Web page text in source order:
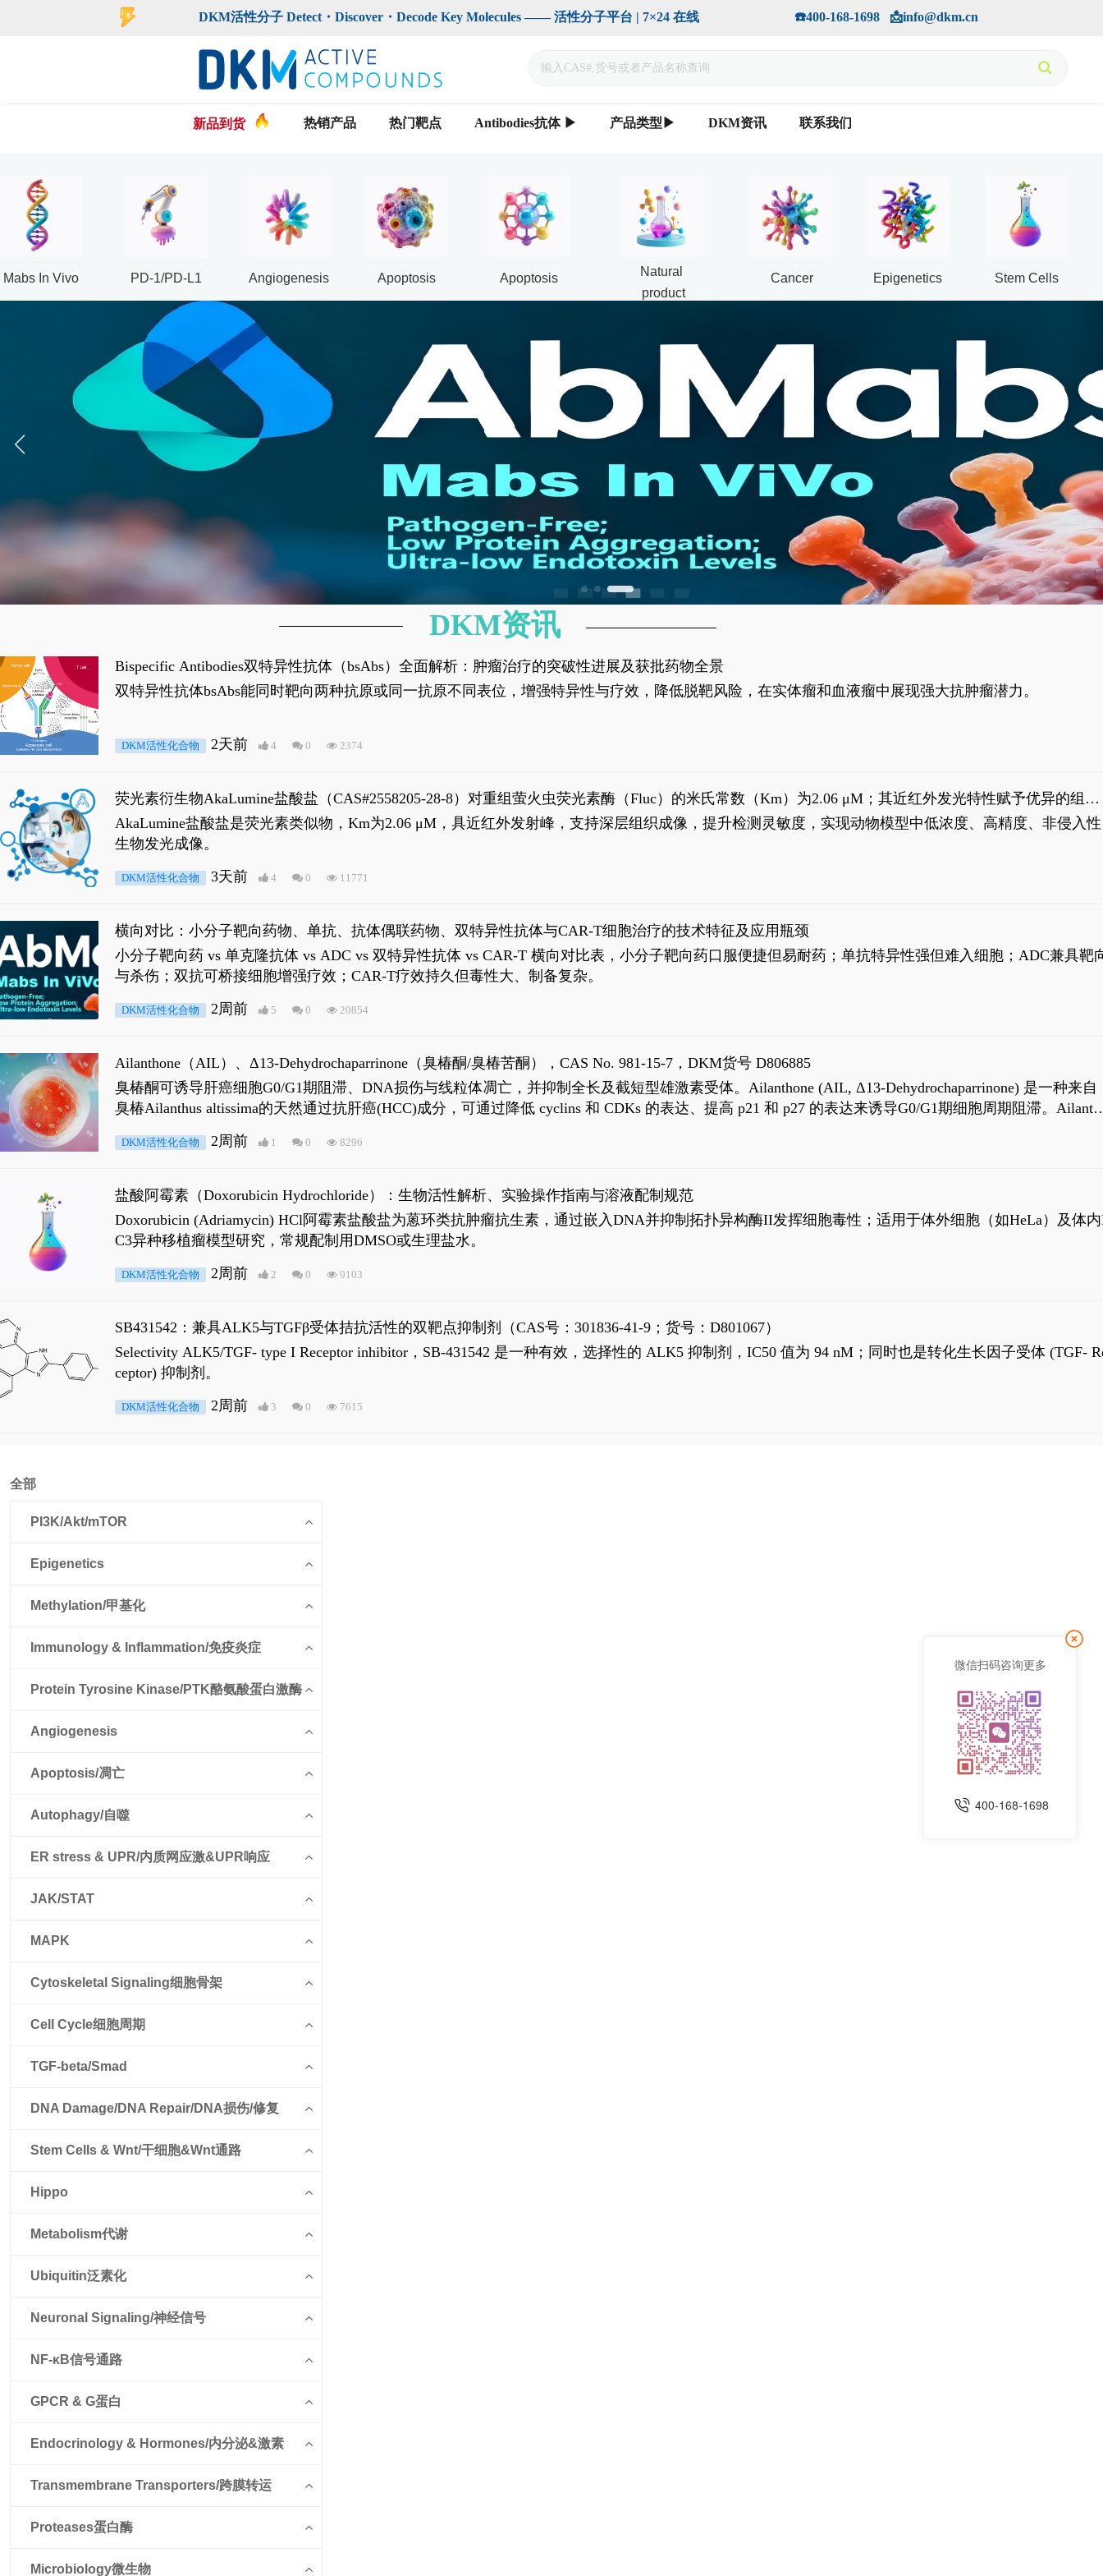
手机版
DKM活性分子 Detect・Discover・Decode Key Molecules —— 活性分子平台 | 7×24 在线                             ☎️400-168-1698   📩info@dkm.cn
新品到货 热销产品 热门靶点 Antibodies抗体 ▶ 产品类型▶ DKM资讯 联系我们
Mabs In Vivo PD-1/PD-L1 Angiogenesis Apoptosis Apoptosis
Natural
product
Cancer Epigenetics Stem Cells
Bispecific Antibodies双特异性抗体（bsAbs）全面解析：肿瘤治疗的突破性进展及获批药物全景
双特异性抗体bsAbs能同时靶向两种抗原或同一抗原不同表位，增强特异性与疗效，降低脱靶风险，在实体瘤和血液瘤中展现强大抗肿瘤潜力。
DKM活性化合物 2天前 4 0 2374
荧光素衍生物AkaLumine盐酸盐（CAS#2558205-28-8）对重组萤火虫荧光素酶（Fluc）的米氏常数（Km）为2.06 μM；其近红外发光特性赋予优异的组织
穿透能力，大幅增强成像信噪比，从而实现活体动物模型中极低给药剂量下的高灵敏度、非侵入式生物发光动态追踪。
AkaLumine盐酸盐是荧光素类似物，Km为2.06 μM，具近红外发射峰，支持深层组织成像，提升检测灵敏度，实现动物模型中低浓度、高精度、非侵入性
生物发光成像。
DKM活性化合物 3天前 4 0 11771
横向对比：小分子靶向药物、单抗、抗体偶联药物、双特异性抗体与CAR-T细胞治疗的技术特征及应用瓶颈
小分子靶向药 vs 单克隆抗体 vs ADC vs 双特异性抗体 vs CAR-T 横向对比表，小分子靶向药口服便捷但易耐药；单抗特异性强但难入细胞；ADC兼具靶
与杀伤；双抗可桥接细胞增强疗效；CAR-T疗效持久但毒性大、制备复杂。
DKM活性化合物 2周前 5 0 20854
Ailanthone（AIL）、Δ13-Dehydrochaparrinone（臭椿酮/臭椿苦酮），CAS No. 981-15-7，DKM货号 D806885
臭椿酮可诱导肝癌细胞G0/G1期阻滞、DNA损伤与线粒体凋亡，并抑制全长及截短型雄激素受体。Ailanthone (AIL, Δ13-Dehydrochaparrinone) 是一种来自
臭椿Ailanthus altissima的天然通过抗肝癌(HCC)成分，可通过降低 cyclins 和 CDKs 的表达、提高 p21 和 p27 的表达来诱导G0/G1期细胞周期阻滞。
是全长 Androgen Receptor (AR-FL)和组成型活性截断AR剪接变体(AR-Vs, AR1-651)的抑制剂，对应的IC50值分别为69 nM和309 nM。
DKM活性化合物 2周前 1 0 8296
盐酸阿霉素（Doxorubicin Hydrochloride）：生物活性解析、实验操作指南与溶液配制规范
Doxorubicin (Adriamycin) HCl阿霉素盐酸盐为蒽环类抗肿瘤抗生素，通过嵌入DNA并抑制拓扑异构酶II发挥细胞毒性；适用于体外细胞（如HeLa）及体内
C3异种移植瘤模型研究，常规配制用DMSO或生理盐水。
DKM活性化合物 2周前 2 0 9103
SB431542：兼具ALK5与TGFβ受体拮抗活性的双靶点抑制剂（CAS号：301836-41-9；货号：D801067）
Selectivity ALK5/TGF- type I Receptor inhibitor，SB-431542 是一种有效，选择性的 ALK5 抑制剂，IC50 值为 94 nM；同时也是转化生长因子受体 (TGF-
ceptor) 抑制剂。
DKM活性化合物 2周前 3 0 7615
DKM资讯
全部
PI3K/Akt/mTOR
Epigenetics
Methylation/甲基化
Immunology & Inflammation/免疫炎症
Protein Tyrosine Kinase/PTK酪氨酸蛋白激酶
Angiogenesis
Apoptosis/凋亡
Autophagy/自噬
ER stress & UPR/内质网应激&UPR响应
JAK/STAT
MAPK
Cytoskeletal Signaling细胞骨架
Cell Cycle细胞周期
TGF-beta/Smad
DNA Damage/DNA Repair/DNA损伤/修复
Stem Cells & Wnt/干细胞&Wnt通路
Hippo
Metabolism代谢
Ubiquitin泛素化
Neuronal Signaling/神经信号
NF-κB信号通路
GPCR & G蛋白
Endocrinology & Hormones/内分泌&激素
Transmembrane Transporters/跨膜转运
Proteases蛋白酶
Microbiology微生物
微信扫码咨询更多
400-168-1698